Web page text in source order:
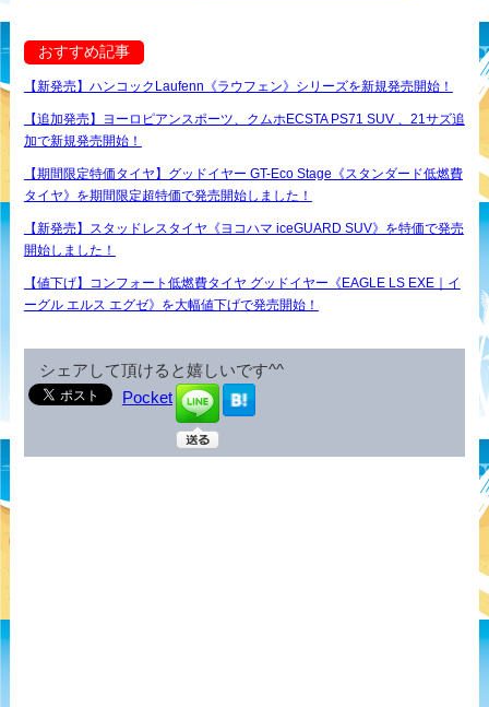
おすすめ記事
【新発売】ハンコックLaufenn《ラウフェン》シリーズを新規発売開始！
【追加発売】ヨーロピアンスポーツ、クムホECSTA PS71 SUV 、21サズ追
加で新規発売開始！
【期間限定特価タイヤ】グッドイヤー GT-Eco Stage《スタンダード低燃費
タイヤ》を期間限定超特価で発売開始しました！
【新発売】スタッドレスタイヤ《ヨコハマ iceGUARD SUV》を特価で発売
開始しました！
【値下げ】コンフォート低燃費タイヤ グッドイヤー《EAGLE LS EXE｜イ
ーグル エルス エグゼ》を大幅値下げで発売開始！
シェアして頂けると嬉しいです^^
Pocket